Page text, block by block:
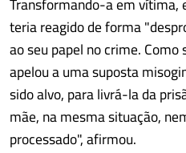
teria reagido de forma
ao seu papel no crime.
apelou a uma suposta
sido alvo, para livrá-la da
mãe, na mesma situação,
processado", afirmou.